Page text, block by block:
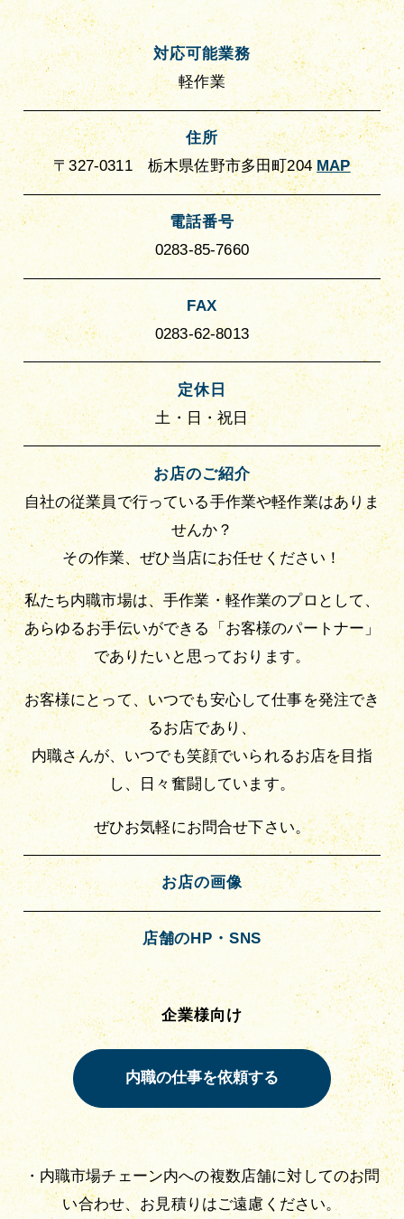
対応可能業務
軽作業
住所
〒327-0311 栃木県佐野市多田町204MAP
電話番号
0283-85-7660
FAX
0283-62-8013
定休日
土・日・祝日
お店のご紹介
自社の従業員で行っている手作業や軽作業はありま
せんか？
その作業、ぜひ当店にお任せください！
私たち内職市場は、手作業・軽作業のプロとして、
あらゆるお手伝いができる「お客様のパートナー」
でありたいと思っております。
お客様にとって、いつでも安心して仕事を発注でき
るお店であり、
内職さんが、いつでも笑顔でいられるお店を目指
し、日々奮闘しています。
ぜひお気軽にお問合せ下さい。
お店の画像
店舗のHP・SNS
企業様向け
・内職市場チェーン内への複数店舗に対してのお問
い合わせ、お見積りはご遠慮ください。